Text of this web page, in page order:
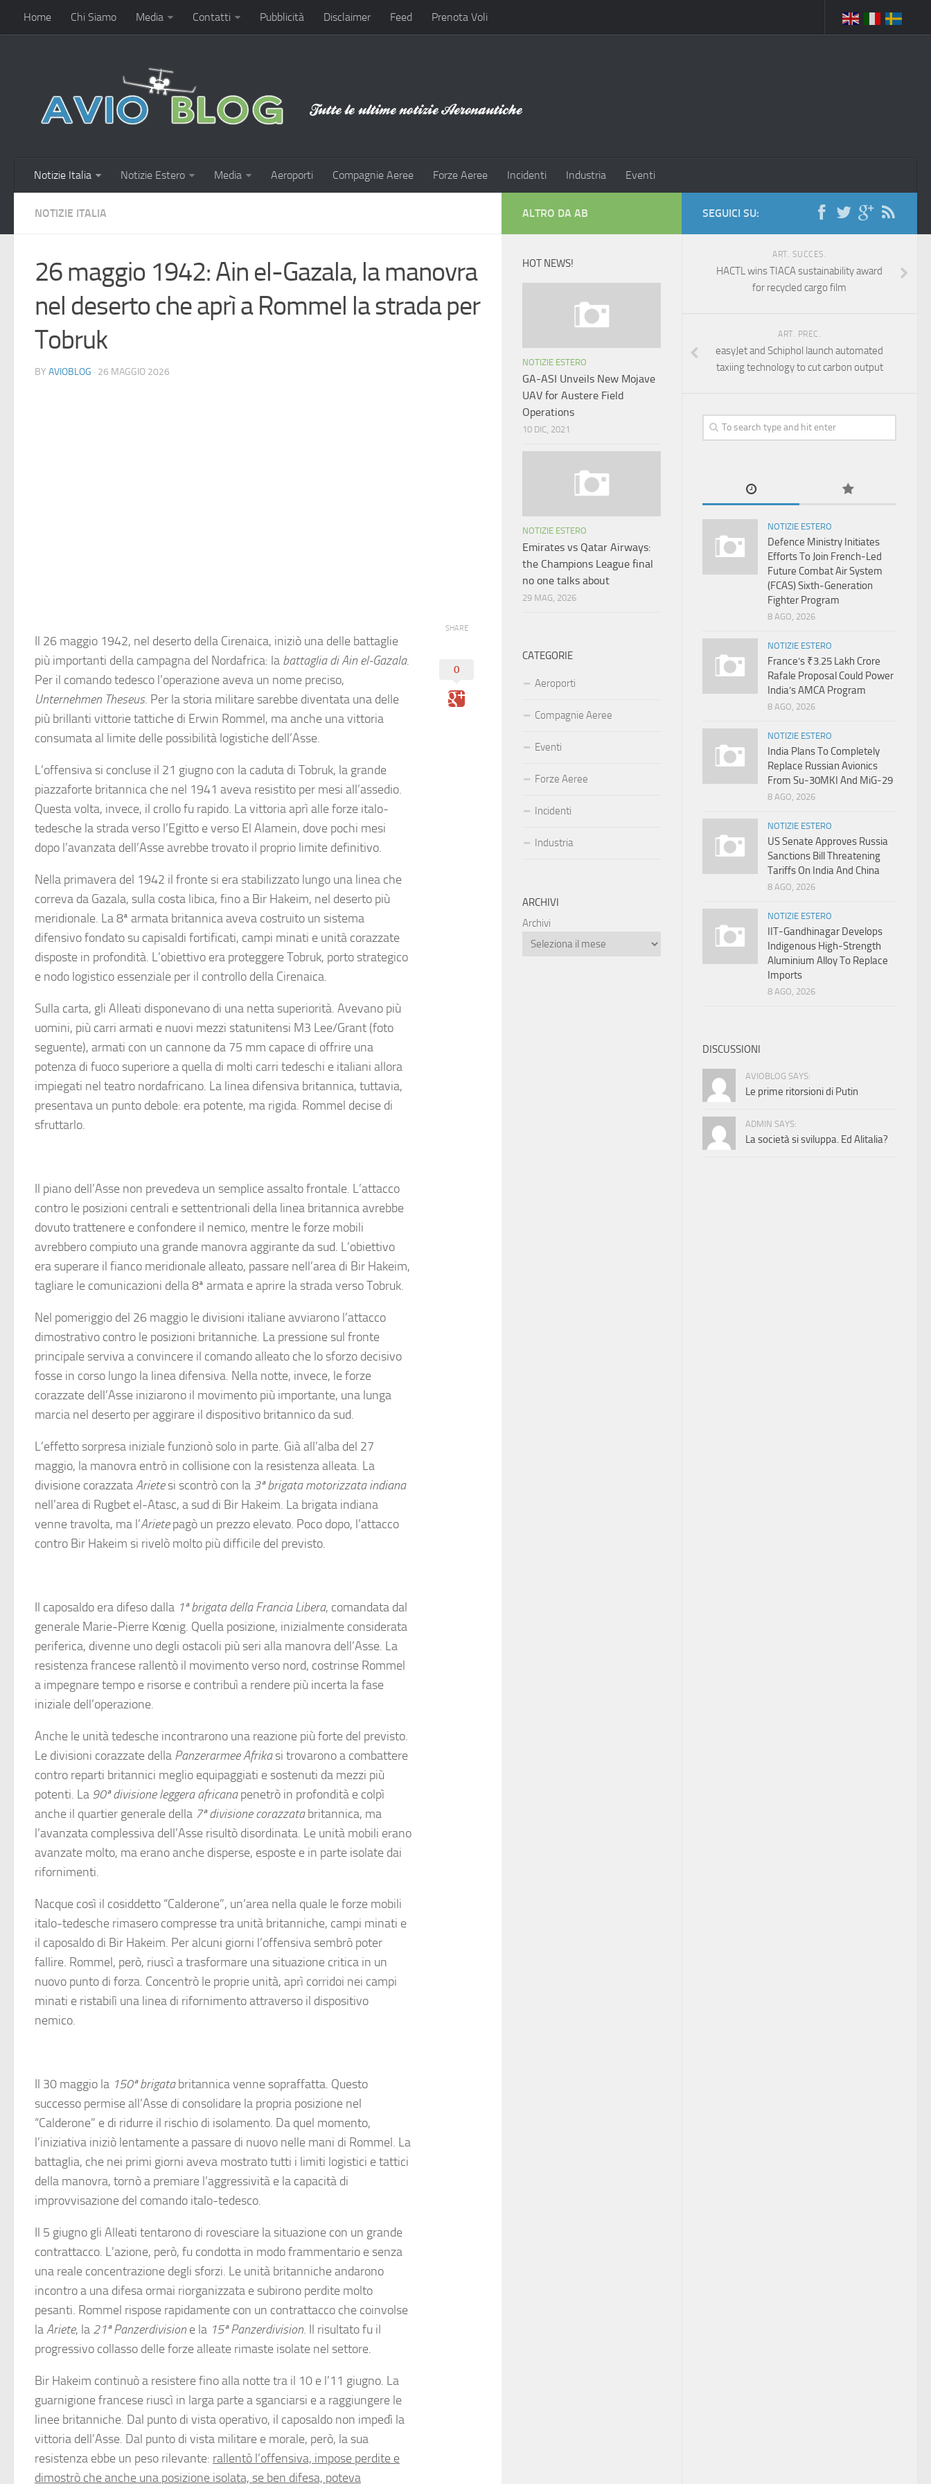
Home Chi Siamo Media Contatti Pubblicità Disclaimer Feed Prenota Voli
Notizie Italia Notizie Estero Media Aeroporti Compagnie Aeree Forze Aeree Incidenti Industria Eventi
NOTIZIE ITALIA
26 maggio 1942: Ain el-Gazala, la manovra
nel deserto che aprì a Rommel la strada per
Tobruk
BY AVIOBLOG · 26 MAGGIO 2026
Il 26 maggio 1942, nel deserto della Cirenaica, iniziò una delle battaglie
più importanti della campagna del Nordafrica: la battaglia di Ain el-Gazala.
Per il comando tedesco l’operazione aveva un nome preciso,
Unternehmen Theseus. Per la storia militare sarebbe diventata una delle
più brillanti vittorie tattiche di Erwin Rommel, ma anche una vittoria
consumata al limite delle possibilità logistiche dell’Asse.
L’offensiva si concluse il 21 giugno con la caduta di Tobruk, la grande
piazzaforte britannica che nel 1941 aveva resistito per mesi all’assedio.
Questa volta, invece, il crollo fu rapido. La vittoria aprì alle forze italo-
tedesche la strada verso l’Egitto e verso El Alamein, dove pochi mesi
dopo l’avanzata dell’Asse avrebbe trovato il proprio limite definitivo.
Nella primavera del 1942 il fronte si era stabilizzato lungo una linea che
correva da Gazala, sulla costa libica, fino a Bir Hakeim, nel deserto più
meridionale. La 8ª armata britannica aveva costruito un sistema
difensivo fondato su capisaldi fortificati, campi minati e unità corazzate
disposte in profondità. L’obiettivo era proteggere Tobruk, porto strategico
e nodo logistico essenziale per il controllo della Cirenaica.
Sulla carta, gli Alleati disponevano di una netta superiorità. Avevano più
uomini, più carri armati e nuovi mezzi statunitensi M3 Lee/Grant (foto
seguente), armati con un cannone da 75 mm capace di offrire una
potenza di fuoco superiore a quella di molti carri tedeschi e italiani allora
impiegati nel teatro nordafricano. La linea difensiva britannica, tuttavia,
presentava un punto debole: era potente, ma rigida. Rommel decise di
sfruttarlo.
Il piano dell’Asse non prevedeva un semplice assalto frontale. L’attacco
contro le posizioni centrali e settentrionali della linea britannica avrebbe
dovuto trattenere e confondere il nemico, mentre le forze mobili
avrebbero compiuto una grande manovra aggirante da sud. L’obiettivo
era superare il fianco meridionale alleato, passare nell’area di Bir Hakeim,
tagliare le comunicazioni della 8ª armata e aprire la strada verso Tobruk.
Nel pomeriggio del 26 maggio le divisioni italiane avviarono l’attacco
dimostrativo contro le posizioni britanniche. La pressione sul fronte
principale serviva a convincere il comando alleato che lo sforzo decisivo
fosse in corso lungo la linea difensiva. Nella notte, invece, le forze
corazzate dell’Asse iniziarono il movimento più importante, una lunga
marcia nel deserto per aggirare il dispositivo britannico da sud.
L’effetto sorpresa iniziale funzionò solo in parte. Già all’alba del 27
maggio, la manovra entrò in collisione con la resistenza alleata. La
divisione corazzataArietesi scontrò con la 3ª brigata motorizzata indiana
nell’area di Rugbet el-Atasc, a sud di Bir Hakeim. La brigata indiana
venne travolta, ma l’Arietepagò un prezzo elevato. Poco dopo, l’attacco
contro Bir Hakeim si rivelò molto più difficile del previsto.
Il caposaldo era difeso dalla 1ª brigata della Francia Libera, comandata dal
generale Marie-Pierre Kœnig. Quella posizione, inizialmente considerata
periferica, divenne uno degli ostacoli più seri alla manovra dell’Asse. La
resistenza francese rallentò il movimento verso nord, costrinse Rommel
a impegnare tempo e risorse e contribuì a rendere più incerta la fase
iniziale dell’operazione.
Anche le unità tedesche incontrarono una reazione più forte del previsto.
Le divisioni corazzate della Panzerarmee Afrikasi trovarono a combattere
contro reparti britannici meglio equipaggiati e sostenuti da mezzi più
potenti. La 90ª divisione leggera africanapenetrò in profondità e colpì
anche il quartier generale della 7ª divisione corazzatabritannica, ma
l’avanzata complessiva dell’Asse risultò disordinata. Le unità mobili erano
avanzate molto, ma erano anche disperse, esposte e in parte isolate dai
rifornimenti.
Nacque così il cosiddetto “Calderone”, un’area nella quale le forze mobili
italo-tedesche rimasero compresse tra unità britanniche, campi minati e
il caposaldo di Bir Hakeim. Per alcuni giorni l’offensiva sembrò poter
fallire. Rommel, però, riuscì a trasformare una situazione critica in un
nuovo punto di forza. Concentrò le proprie unità, aprì corridoi nei campi
minati e ristabilì una linea di rifornimento attraverso il dispositivo
nemico.
Il 30 maggio la 150ª brigatabritannica venne sopraffatta. Questo
successo permise all’Asse di consolidare la propria posizione nel
“Calderone” e di ridurre il rischio di isolamento. Da quel momento,
l’iniziativa iniziò lentamente a passare di nuovo nelle mani di Rommel. La
battaglia, che nei primi giorni aveva mostrato tutti i limiti logistici e tattici
della manovra, tornò a premiare l’aggressività e la capacità di
improvvisazione del comando italo-tedesco.
Il 5 giugno gli Alleati tentarono di rovesciare la situazione con un grande
contrattacco. L’azione, però, fu condotta in modo frammentario e senza
una reale concentrazione degli sforzi. Le unità britanniche andarono
incontro a una difesa ormai riorganizzata e subirono perdite molto
pesanti. Rommel rispose rapidamente con un contrattacco che coinvolse
laAriete, la 21ª Panzerdivision e la 15ª Panzerdivision. Il risultato fu il
progressivo collasso delle forze alleate rimaste isolate nel settore.
Bir Hakeim continuò a resistere fino alla notte tra il 10 e l’11 giugno. La
guarnigione francese riuscì in larga parte a sganciarsi e a raggiungere le
linee britanniche. Dal punto di vista operativo, il caposaldo non impedì la
vittoria dell’Asse. Dal punto di vista militare e morale, però, la sua
resistenza ebbe un peso rilevante: rallentò l’offensiva, impose perdite e
dimostrò che anche una posizione isolata, se ben difesa, poteva
SHARE
0
SEGUICI SU:
ART. SUCCES.
HACTL wins TIACA sustainability award
for recycled cargo film
ART. PREC.
easyJet and Schiphol launch automated
taxiing technology to cut carbon output
NOTIZIE ESTERO
Defence Ministry Initiates
Efforts To Join French-Led
Future Combat Air System
(FCAS) Sixth‑Generation
Fighter Program
8 AGO, 2026
NOTIZIE ESTERO
France’s ₹3.25 Lakh Crore
Rafale Proposal Could Power
India’s AMCA Program
8 AGO, 2026
NOTIZIE ESTERO
India Plans To Completely
Replace Russian Avionics
From Su-30MKI And MiG-29
8 AGO, 2026
NOTIZIE ESTERO
US Senate Approves Russia
Sanctions Bill Threatening
Tariffs On India And China
8 AGO, 2026
NOTIZIE ESTERO
IIT-Gandhinagar Develops
Indigenous High-Strength
Aluminium Alloy To Replace
Imports
8 AGO, 2026
DISCUSSIONI
AVIOBLOG SAYS:
Le prime ritorsioni di Putin
ADMIN SAYS:
La società si sviluppa. Ed Alitalia?
ALTRO DA AB
HOT NEWS!
NOTIZIE ESTERO
GA-ASI Unveils New Mojave
UAV for Austere Field
Operations
10 DIC, 2021
NOTIZIE ESTERO
Emirates vs Qatar Airways:
the Champions League final
no one talks about
29 MAG, 2026
CATEGORIE
Aeroporti
Compagnie Aeree
Eventi
Forze Aeree
Incidenti
Industria
ARCHIVI
Archivi